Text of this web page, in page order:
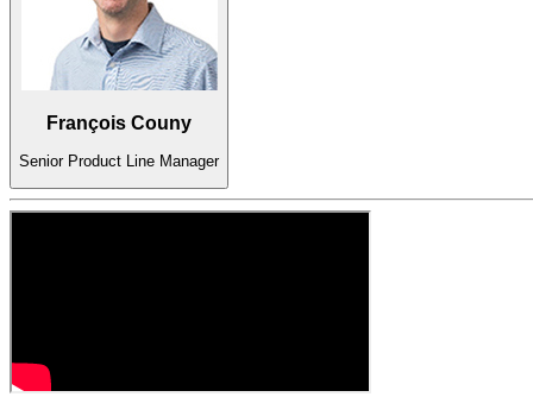
Corporate
Careers
Partners
Suppliers
François Couny
Senior Product Line Manager